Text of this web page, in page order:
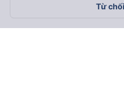
Theo dõi chúng tôi trên
Từ chối